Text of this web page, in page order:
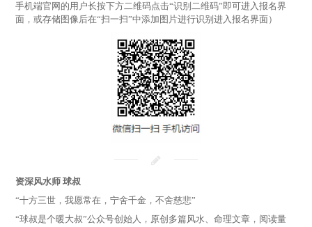
手机端官网的用户长按下方二维码点击“识别二维码”即可进入报名界
面，或存储图像后在“扫一扫”中添加图片进行识别进入报名界面）
资深风水师 球叔
“十方三世，我愿常在，宁舍千金，不舍慈悲”
“球叔是个暖大叔”公众号创始人，原创多篇风水、命理文章，阅读量